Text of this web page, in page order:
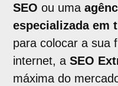
SEO ou uma
especializada em
para colocar a sua
internet, a SEO
máxima do